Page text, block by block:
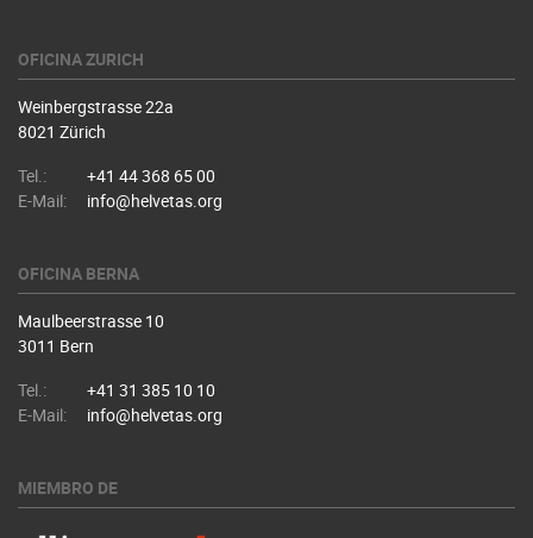
OFICINA ZURICH
Weinbergstrasse 22a
8021 Zürich
Tel.:
+41 44 368 65 00
E-Mail:
info@helvetas.org
OFICINA BERNA
Maulbeerstrasse 10
3011 Bern
Tel.:
+41 31 385 10 10
E-Mail:
info@helvetas.org
MIEMBRO DE